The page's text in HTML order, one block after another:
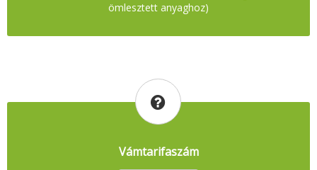
ömlesztett anyaghoz)
Vámtarifaszám